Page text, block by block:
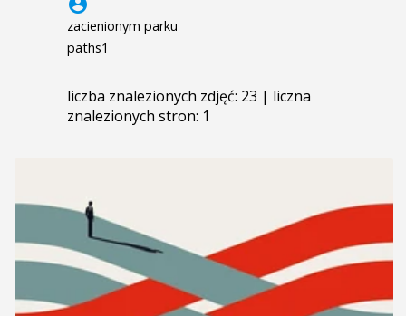
account_circle
zacienionym parku
paths1
liczba znalezionych zdjęć: 23 | liczna
znalezionych stron: 1